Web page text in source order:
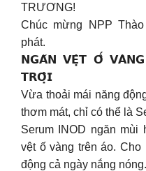
TRƯƠNG!
Chúc mừng NPP
phát.
𝗡𝗚𝗔̆𝗡 𝗩𝗘̣̂𝗧 𝗢̂́
𝗧𝗥𝗢̣̂𝗜
Vừa thoải mái năng
thơm mát, chỉ có thể là
Serum INOD ngăn mùi
vệt ố vàng trên áo.
động cả ngày nắng nóng.